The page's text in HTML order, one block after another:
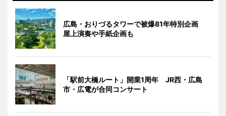
広島・おりづるタワーで被爆81年特別企画
屋上演奏や手紙企画も
「駅前大橋ルート」開業1周年 JR西・広島
市・広電が合同コンサート